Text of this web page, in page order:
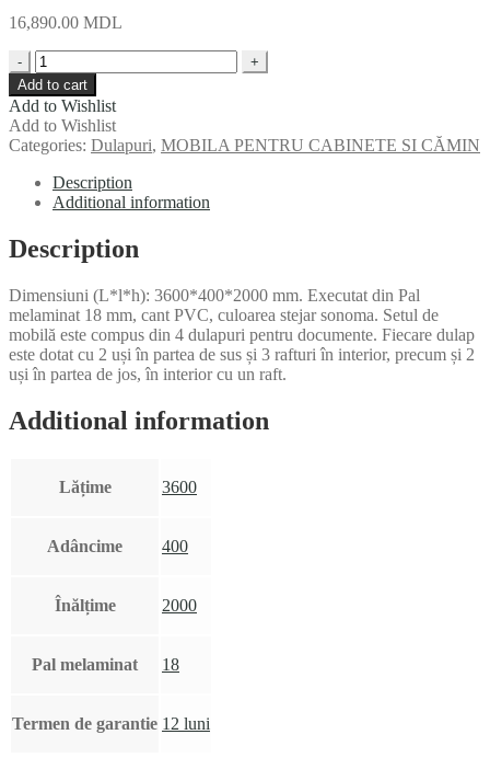
16,890.00 MDL
Quantity
Add to cart
Add to Wishlist
Add to Wishlist
Categories: Dulapuri, MOBILA PENTRU CABINETE SI CĂMIN
Description
Additional information
Description
Dimensiuni (L*l*h): 3600*400*2000 mm. Executat din Pal
melaminat 18 mm, cant PVC, culoarea stejar sonoma. Setul de
mobilă este compus din 4 dulapuri pentru documente. Fiecare dulap
este dotat cu 2 uși în partea de sus și 3 rafturi în interior, precum și 2
uși în partea de jos, în interior cu un raft.
Additional information
Lățime 3600
Adâncime 400
Înălțime 2000
Pal melaminat 18
Termen de garantie 12 luni